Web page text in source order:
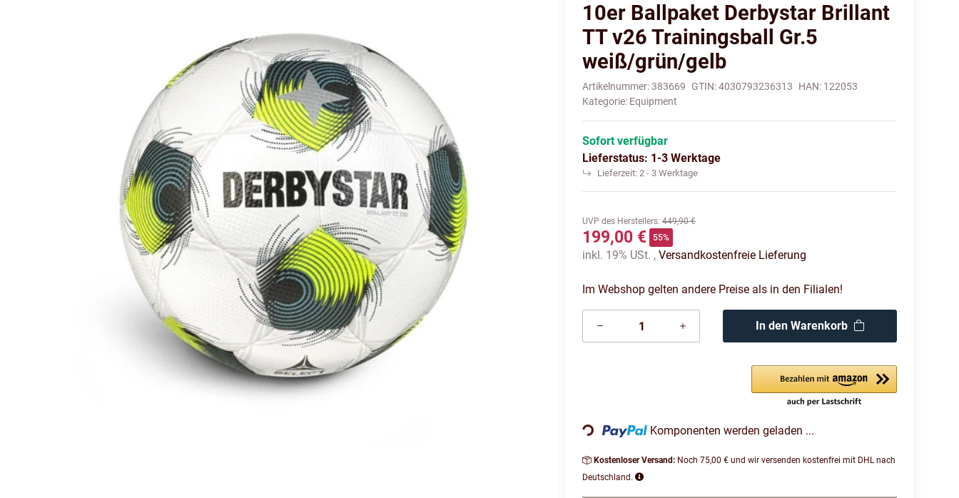
10er Ballpaket Derbystar Brillant
TT v26 Trainingsball Gr.5
weiß/grün/gelb
Artikelnummer:383669 GTIN:4030793236313 HAN: 122053
Kategorie: Equipment
Sofort verfügbar
Lieferstatus: 1-3 Werktage
Lieferzeit:2 - 3 Werktage
UVP des Herstellers:449,90 €
199,00 € 55%
inkl. 19% USt. ,Versandkostenfreie Lieferung
Im Webshop gelten andere Preise als in den Filialen!
In den Warenkorb
Loading... Komponenten werden geladen ...
Kostenloser Versand: Noch 75,00 € und wir versenden kostenfrei mit DHL nach
Deutschland.